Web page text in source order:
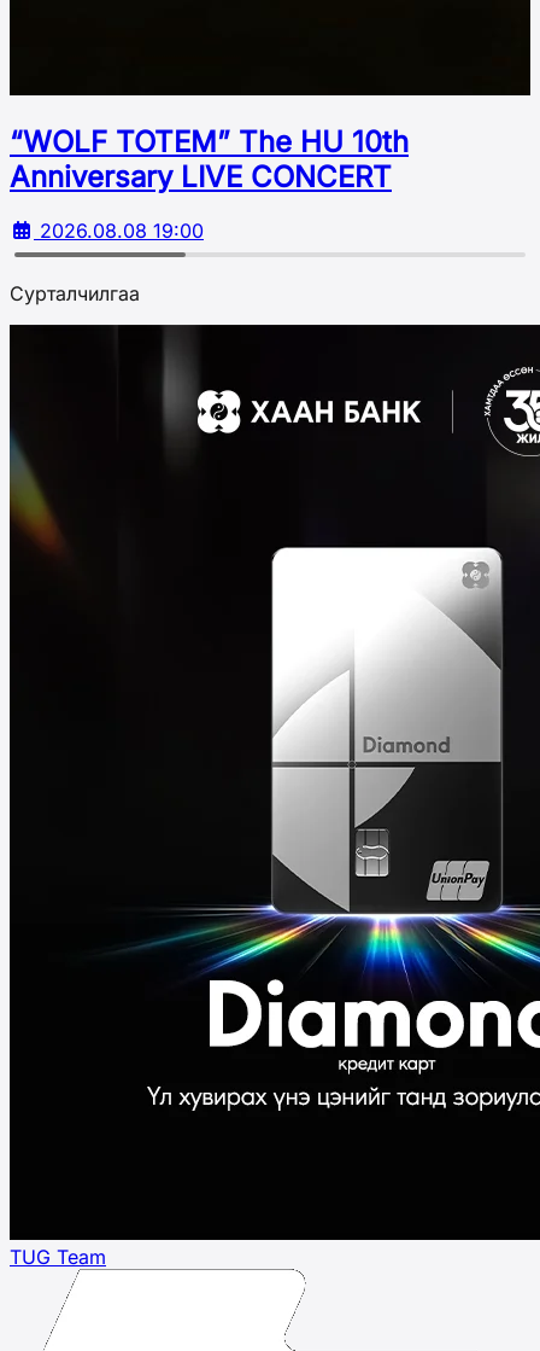
“WOLF TOTEM” The HU 10th
Аnniversary LIVE CONCERT
2026.08.08 19:00
Сурталчилгаа
TUG Team